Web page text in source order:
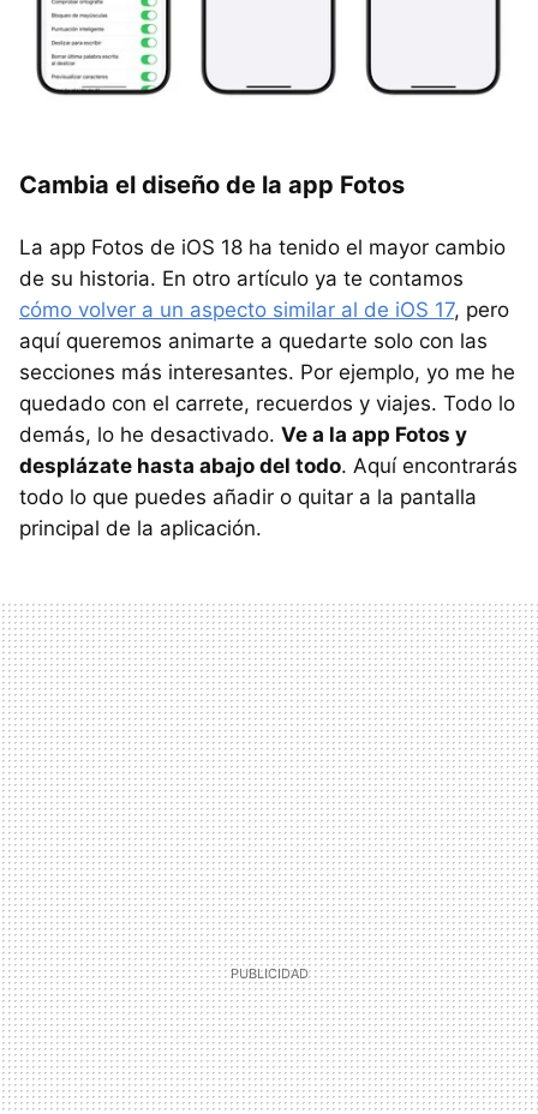
Cambia el diseño de la app Fotos
La app Fotos de iOS 18 ha tenido el mayor cambio
de su historia. En otro artículo ya te contamos
cómo volver a un aspecto similar al de iOS 17, pero
aquí queremos animarte a quedarte solo con las
secciones más interesantes. Por ejemplo, yo me he
quedado con el carrete, recuerdos y viajes. Todo lo
demás, lo he desactivado. Ve a la app Fotos y
desplázate hasta abajo del todo. Aquí encontrarás
todo lo que puedes añadir o quitar a la pantalla
principal de la aplicación.